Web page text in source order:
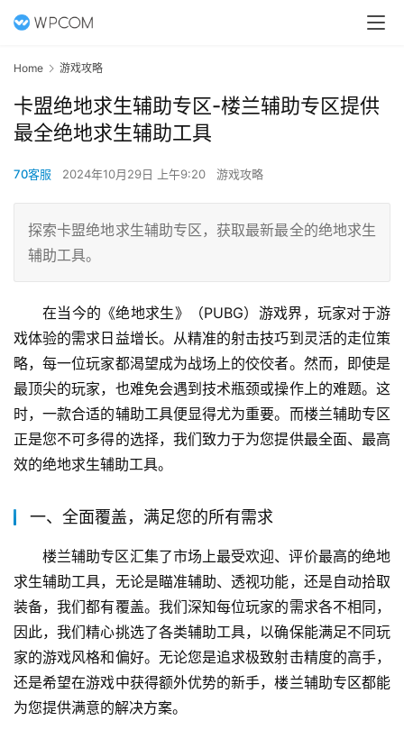
Home 游戏攻略
卡盟绝地求生辅助专区-楼兰辅助专区提供
最全绝地求生辅助工具
70客服 2024年10月29日 上午9:20 游戏攻略
探索卡盟绝地求生辅助专区，获取最新最全的绝地求生
辅助工具。
在当今的《绝地求生》（PUBG）游戏界，玩家对于游
戏体验的需求日益增长。从精准的射击技巧到灵活的走位策
略，每一位玩家都渴望成为战场上的佼佼者。然而，即使是
最顶尖的玩家，也难免会遇到技术瓶颈或操作上的难题。这
时，一款合适的辅助工具便显得尤为重要。而楼兰辅助专区
正是您不可多得的选择，我们致力于为您提供最全面、最高
效的绝地求生辅助工具。
一、全面覆盖，满足您的所有需求
楼兰辅助专区汇集了市场上最受欢迎、评价最高的绝地
求生辅助工具，无论是瞄准辅助、透视功能，还是自动拾取
装备，我们都有覆盖。我们深知每位玩家的需求各不相同，
因此，我们精心挑选了各类辅助工具，以确保能满足不同玩
家的游戏风格和偏好。无论您是追求极致射击精度的高手，
还是希望在游戏中获得额外优势的新手，楼兰辅助专区都能
为您提供满意的解决方案。